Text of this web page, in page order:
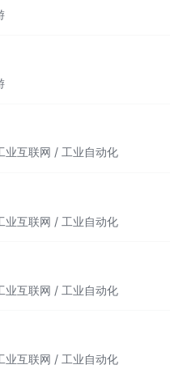
业互联网 / 工业自动化
业互联网 / 工业自动化
业互联网 / 工业自动化
业互联网 / 工业自动化